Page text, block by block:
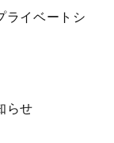
ライベートシ
らせ